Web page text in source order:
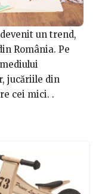
un trend,
România. Pe
jucăriile din
cei mici. .
din lemn
care există la
cuburi din
și păpuși